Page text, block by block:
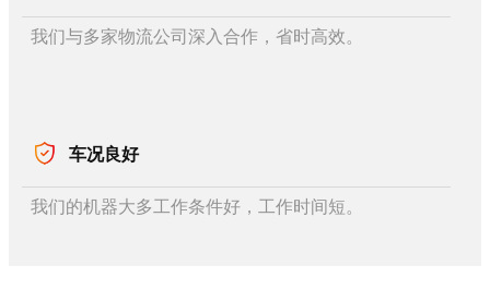
我们与多家物流公司深入合作，省时高效。
车况良好
我们的机器大多工作条件好，工作时间短。